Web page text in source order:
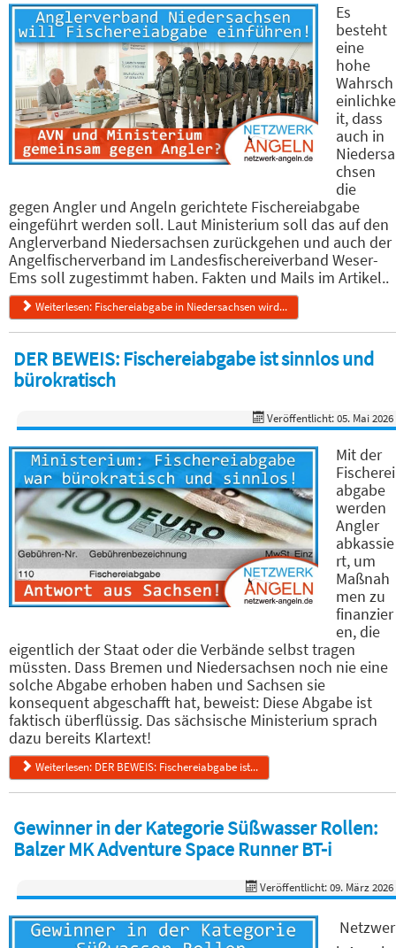
Es
besteht
eine
hohe
Wahrsch
einlichke
it, dass
auch in
Niedersa
chsen
die
gegen Angler und Angeln gerichtete Fischereiabgabe
eingeführt werden soll. Laut Ministerium soll das auf den
Anglerverband Niedersachsen zurückgehen und auch der
Angelfischerverband im Landesfischereiverband Weser-
Ems soll zugestimmt haben. Fakten und Mails im Artikel..
Weiterlesen: Fischereiabgabe in Niedersachsen wird...
DER BEWEIS: Fischereiabgabe ist sinnlos und
bürokratisch
Veröffentlicht: 05. Mai 2026
Mit der
Fischerei
abgabe
werden
Angler
abkassie
rt, um
Maßnah
men zu
finanzier
en, die
eigentlich der Staat oder die Verbände selbst tragen
müssten. Dass Bremen und Niedersachsen noch nie eine
solche Abgabe erhoben haben und Sachsen sie
konsequent abgeschafft hat, beweist: Diese Abgabe ist
faktisch überflüssig. Das sächsische Ministerium sprach
dazu bereits Klartext!
Weiterlesen: DER BEWEIS: Fischereiabgabe ist...
Gewinner in der Kategorie Süßwasser Rollen:
Balzer MK Adventure Space Runner BT-i
Veröffentlicht: 09. März 2026
Netzwer